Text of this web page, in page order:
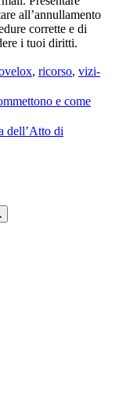
all’annullamento
corrette e di
i tuoi diritti.
, ricorso, vizi-
e come
dell’Atto di